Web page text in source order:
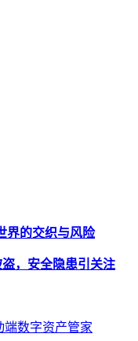
界的交织与风险
，安全隐患引关注